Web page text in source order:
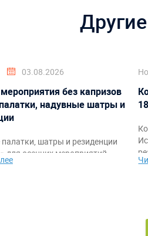
03.08.2026
без капризов
надувные шатры и
шатры и резиденции
для осенних мероприятий,
корпоративов, спортивных